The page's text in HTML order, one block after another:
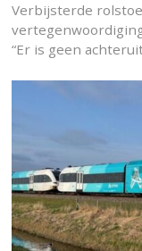
Verbijsterde
“Er is geen